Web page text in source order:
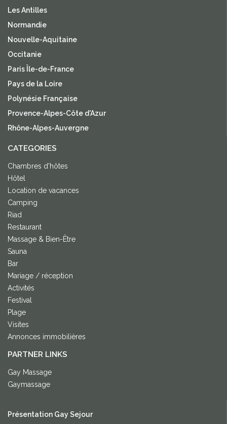
Les Antilles
Normandie
Nouvelle-Aquitaine
Occitanie
Paris Île-de-France
Pays de la Loire
Polynésie Française
Provence-Alpes-Côte d'Azur
Rhône-Alpes-Auvergne
CATEGORIES
Chambres d'hôtes
Hôtel
Location de vacances
Camping
Riad
Restaurant
Massage & Bien-Être
Sauna
Bar
Mariage / réception
Activités
Festival
Plage
Visites
Annonces immobilières
PARTNER LINKS
Gay Massage
Gaymassage
Présentation Gay Sejour